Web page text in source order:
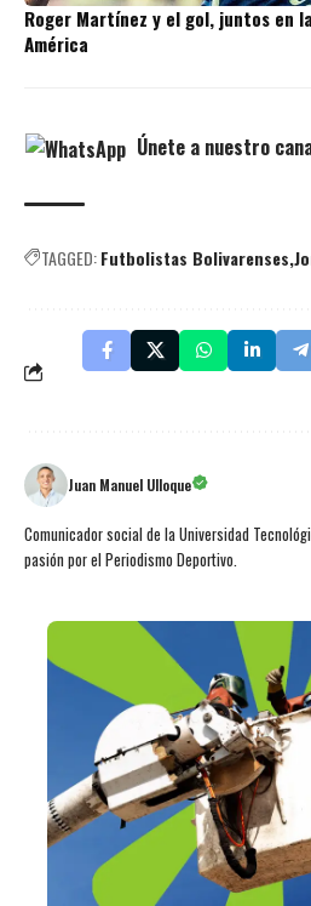
Roger Martínez y el gol, juntos en
América
Únete a nuestro
TAGGED:Futbolistas Bolivarenses
Juan Manuel Ulloque
Comunicador social de la Universidad
pasión por el Periodismo Deportivo.